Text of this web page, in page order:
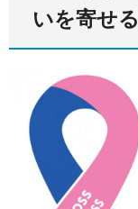
いを寄せ